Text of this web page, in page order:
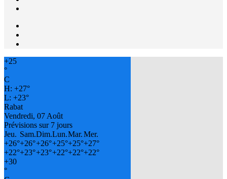
+25
°
C
H: +27°
L: +23°
Rabat
Vendredi, 07 Août
Prévisions sur 7 jours
Jeu. Sam.Dim.Lun.Mar.Mer.
+26°+26°+26°+25°+25°+27°
+22°+23°+23°+22°+22°+22°
+30
°